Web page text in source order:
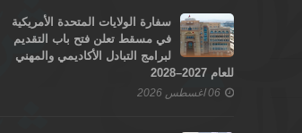
سفارة الولايات المتحدة الأمريكية
في مسقط تعلن فتح باب التقديم
لبرامج التبادل الأكاديمي والمهني
للعام 2027–2028
06 اغسطس 2026